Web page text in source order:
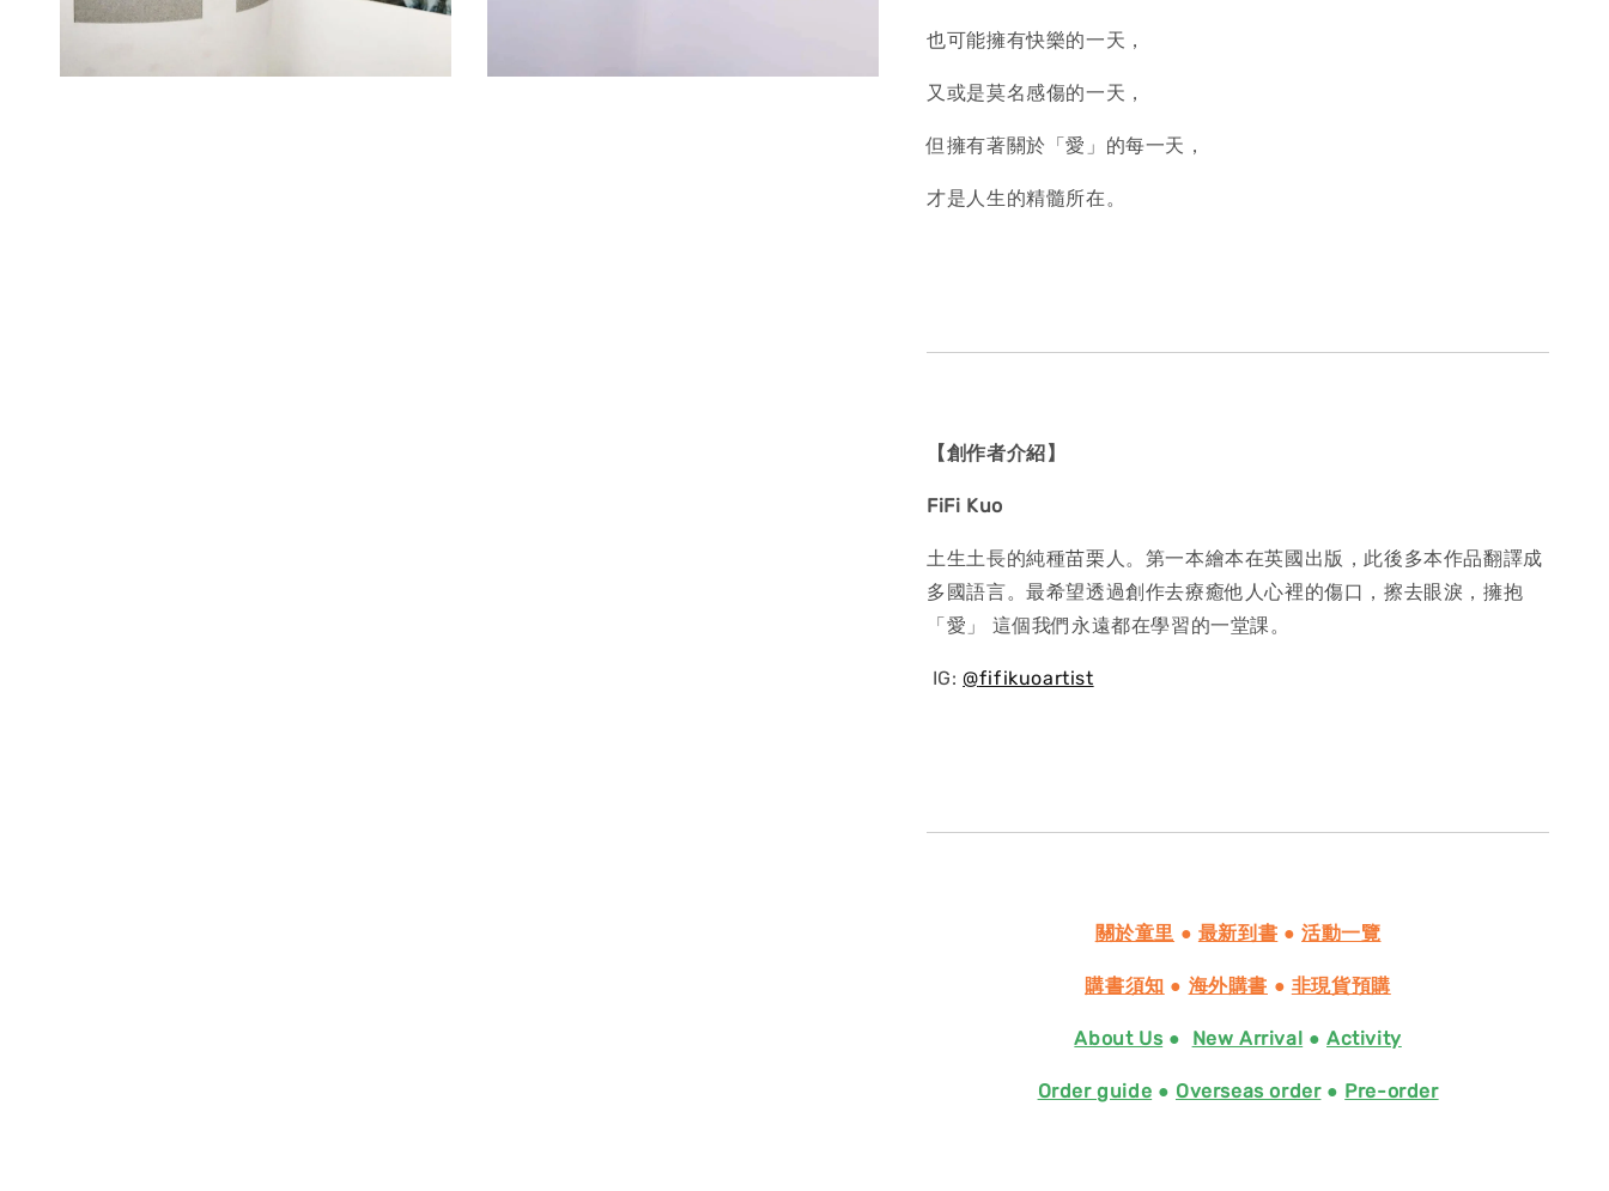
也可能擁有快樂的一天，
又或是莫名感傷的一天，
但擁有著關於「愛」的每一天，
才是人生的精髓所在。
【創作者介紹】
FiFi Kuo
土生土長的純種苗栗人。第一本繪本在英國出版，此後多本作品翻譯成
多國語言。最希望透過創作去療癒他人心裡的傷口，擦去眼淚，擁抱
「愛」 這個我們永遠都在學習的一堂課。
IG: @fifikuoartist
關於童里 ● 最新到書 ●活動一覽
購書須知 ● 海外購書 ● 非現貨預購
About Us ● New Arrival ● Activity
Order guide ● Overseas order● Pre-order